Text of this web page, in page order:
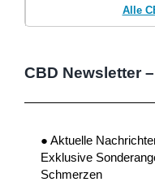
Alle
CBD Newsletter
● Aktuelle
Exklusive
Schmerzen